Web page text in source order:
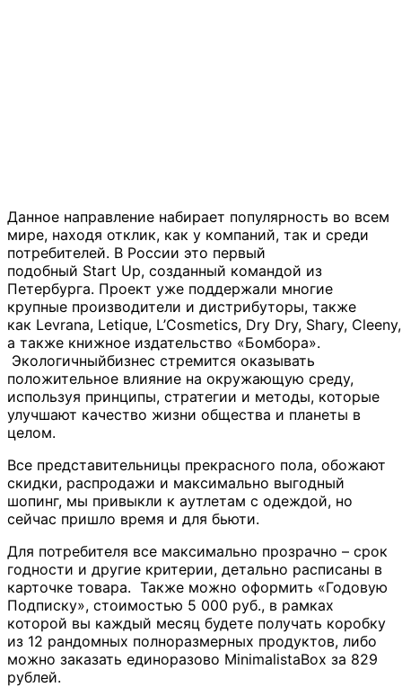
Данное направление набирает популярность во всем
мире, находя отклик, как у компаний, так и среди
потребителей. В России это первый
подобный Start Up, созданный командой из
Петербурга. Проект уже поддержали многие
крупные производители и дистрибуторы, также
как Levrana, Letique, L’Cosmetics, Dry Dry, Shary,
а также книжное издательство «Бомбора».
Экологичныйбизнес стремится оказывать
положительное влияние на окружающую среду,
используя принципы, стратегии и методы, которые
улучшают качество жизни общества и планеты в
целом.
Все представительницы прекрасного пола, обожают
скидки, распродажи и максимально выгодный
шопинг, мы привыкли к аутлетам с одеждой, но
сейчас пришло время и для бьюти.
Для потребителя все максимально прозрачно – срок
годности и другие критерии, детально расписаны в
карточке товара. Также можно оформить «Годовую
Подписку», стоимостью 5 000 руб., в рамках
которой вы каждый месяц будете получать коробку
из 12 рандомных полноразмерных продуктов, либо
можно заказать единоразово MinimalistaBox за 829
рублей.